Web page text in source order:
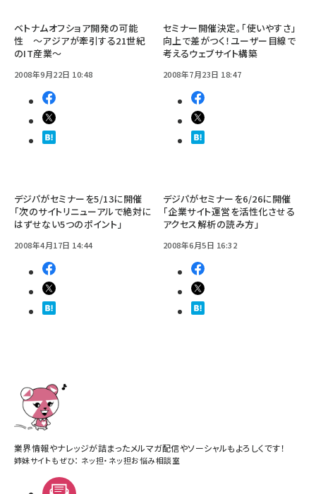
ベトナムオフショア開発の可能
性 ～アジアが牽引する21世紀
のIT産業～
2008年9月22日 10:48
セミナー開催決定。「使いやすさ」
向上で差がつく！ユーザー目線で
考えるウェブサイト構築
2008年7月23日 18:47
デジパがセミナーを5/13に開催
「次のサイトリニューアルで絶対に
はずせない5つのポイント」
2008年4月17日 14:44
デジパがセミナーを6/26に開催
「企業サイト運営を活性化させる
アクセス解析の読み方」
2008年6月5日 16:32
業界情報やナレッジが詰まったメルマガ配信やソーシャルもよろしくです！
姉妹サイトもぜひ： ネッ担・ ネッ担お悩み相談室